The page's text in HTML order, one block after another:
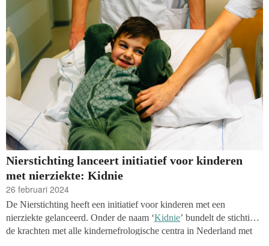
Nierstichting lanceert initiatief voor kinderen
met nierziekte: Kidnie
26 februari 2024
De Nierstichting heeft een initiatief voor kinderen met een
nierziekte gelanceerd. Onder de naam ‘Kidnie’ bundelt de stichting
de krachten met alle kindernefrologische centra in Nederland met